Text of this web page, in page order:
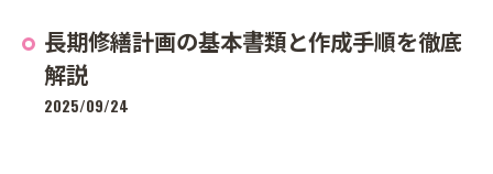
長期修繕計画の基本書類と作成手順を徹底
解説
2025/09/24